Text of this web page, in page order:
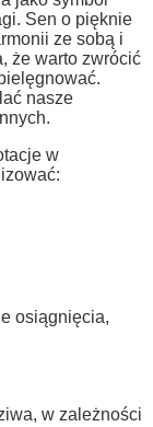
Sen o pięknie
ze sobą i
że warto zwrócić
nasze
w
osiągnięcia,
w zależności